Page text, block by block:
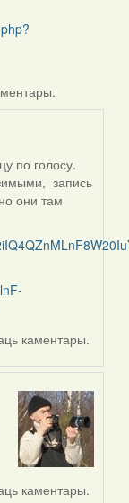
по голосу.
запись
они там
каментары.
каментары.